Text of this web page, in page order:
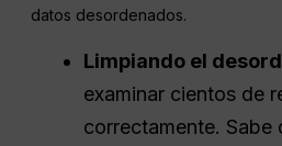
datos desordenados.
Limpiando el
examinar cientos de
correctamente. Sabe